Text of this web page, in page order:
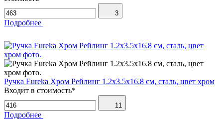
3
Подробнее
Ручка Eureka Хром Рейлинг 1.2х3.5х16.8 см, сталь, цвет хром
Входит в стоимость*
11
Подробнее